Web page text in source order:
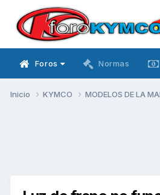
Foros Normas
Inicio KYMCO MODELOS DE LA